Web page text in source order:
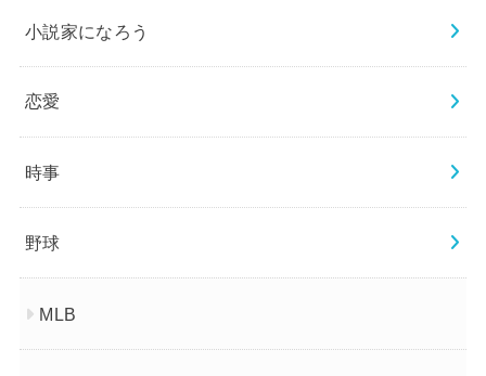
小説家になろう
恋愛
時事
野球
MLB